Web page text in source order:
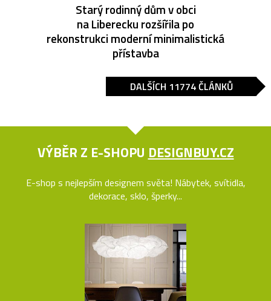
Starý rodinný dům v obci
na Liberecku rozšířila po
rekonstrukci moderní minimalistická
přístavba
DALŠÍCH 11774 ČLÁNKŮ
VÝBĚR Z E-SHOPU DESIGNBUY.CZ
E-shop s nejlepším designem světa! Nábytek, svítidla,
dekorace, sklo, šperky...